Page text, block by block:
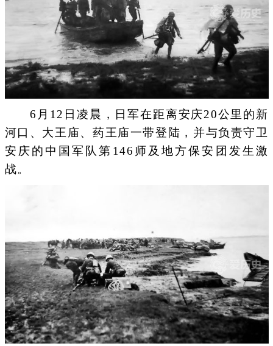
6月12日凌晨，日军在距离安庆20公里的新
河口、大王庙、药王庙一带登陆，并与负责守卫
安庆的中国军队第146师及地方保安团发生激
战。